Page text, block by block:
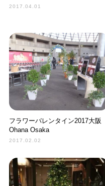
2017.04.01
フラワーバレンタイン2017大阪
Ohana Osaka
2017.02.02